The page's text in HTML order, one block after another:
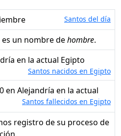
Santos del día
es un nombre dehombre.
en la actual Egipto
Santos nacidos en Egipto
Santos fallecidos en Egipto
registro de su proceso de